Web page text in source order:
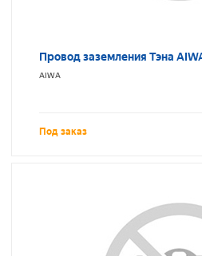
Провод заземления Тэна
AIWA
Под заказ